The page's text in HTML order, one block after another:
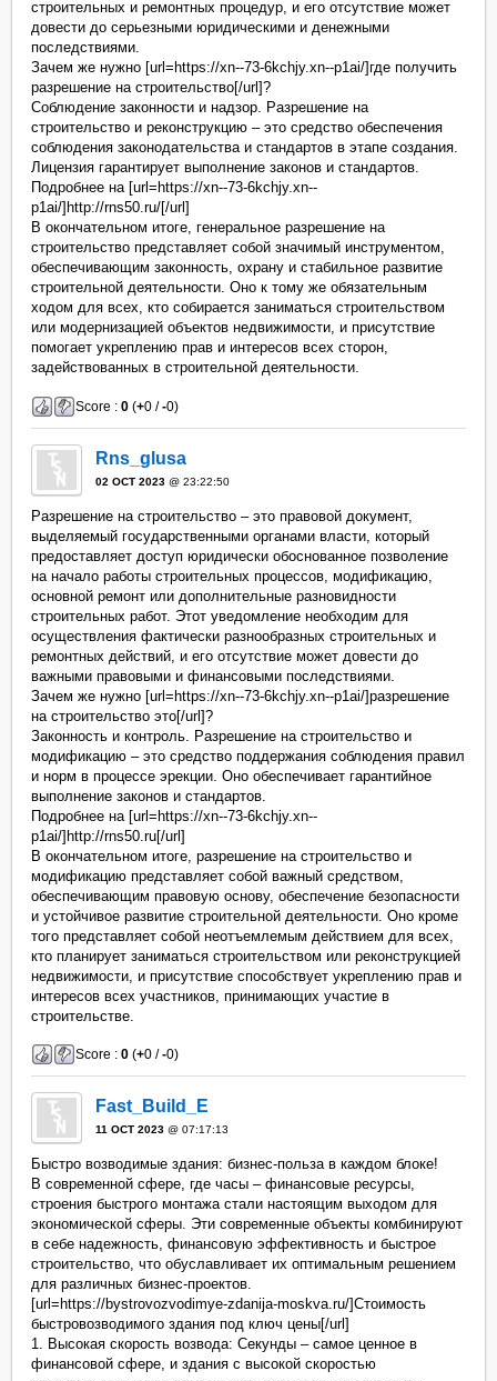
строительных и ремонтных процедур, и его отсутствие может
довести до серьезными юридическими и денежными
последствиями.
Зачем же нужно [url=https://xn--73-6kchjy.xn--p1ai/]где получить
разрешение на строительство[/url]?
Соблюдение законности и надзор. Разрешение на
строительство и реконструкцию – это средство обеспечения
соблюдения законодательства и стандартов в этапе создания.
Лицензия гарантирует выполнение законов и стандартов.
Подробнее на [url=https://xn--73-6kchjy.xn--
p1ai/]http://rns50.ru/[/url]
В окончательном итоге, генеральное разрешение на
строительство представляет собой значимый инструментом,
обеспечивающим законность, охрану и стабильное развитие
строительной деятельности. Оно к тому же обязательным
ходом для всех, кто собирается заниматься строительством
или модернизацией объектов недвижимости, и присутствие
помогает укреплению прав и интересов всех сторон,
задействованных в строительной деятельности.
Score :0 (+0 /-0)
Rns_glusa
02 OCT 2023 @ 23:22:50
Разрешение на строительство – это правовой документ,
выделяемый государственными органами власти, который
предоставляет доступ юридически обоснованное позволение
на начало работы строительных процессов, модификацию,
основной ремонт или дополнительные разновидности
строительных работ. Этот уведомление необходим для
осуществления фактически разнообразных строительных и
ремонтных действий, и его отсутствие может довести до
важными правовыми и финансовыми последствиями.
Зачем же нужно [url=https://xn--73-6kchjy.xn--p1ai/]разрешение
на строительство это[/url]?
Законность и контроль. Разрешение на строительство и
модификацию – это средство поддержания соблюдения правил
и норм в процессе эрекции. Оно обеспечивает гарантийное
выполнение законов и стандартов.
Подробнее на [url=https://xn--73-6kchjy.xn--
p1ai/]http://rns50.ru[/url]
В окончательном итоге, разрешение на строительство и
модификацию представляет собой важный средством,
обеспечивающим правовую основу, обеспечение безопасности
и устойчивое развитие строительной деятельности. Оно кроме
того представляет собой неотъемлемым действием для всех,
кто планирует заниматься строительством или реконструкцией
недвижимости, и присутствие способствует укреплению прав и
интересов всех участников, принимающих участие в
строительстве.
Score :0 (+0 /-0)
Fast_Build_E
11 OCT 2023 @ 07:17:13
Быстро возводимые здания: бизнес-польза в каждом блоке!
В современной сфере, где часы – финансовые ресурсы,
строения быстрого монтажа стали настоящим выходом для
экономической сферы. Эти современные объекты комбинируют
в себе надежность, финансовую эффективность и быстрое
строительство, что обуславливает их оптимальным решением
для различных бизнес-проектов.
[url=https://bystrovozvodimye-zdanija-moskva.ru/]Стоимость
быстровозводимого здания под ключ цены[/url]
1. Высокая скорость возвода: Секунды – самое ценное в
финансовой сфере, и здания с высокой скоростью